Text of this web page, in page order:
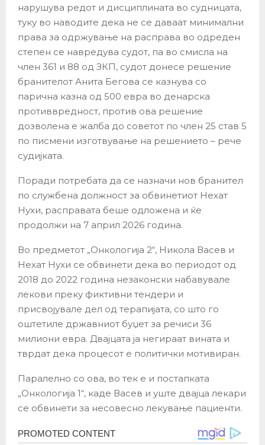
нарушува редот и дисциплината во судницата,
туку во наводите дека не се даваат минимални
права за одржување на расправа во одреден
степен се навредува судот, па во смисла на
член 361 и 88 од ЗКП, судот донесе решение
бранителот Анита Бегова се казнува со
парична казна од 500 евра во денарска
противвредност, против ова решение
дозволена е жалба до советот по член 25 став 5
по писмени изготвување на решението – рече
судијката.
Поради потребата да се назначи нов бранител
по службена должност за обвинетиот Нехат
Нухи, расправата беше одложена и ќе
продолжи на 7 април 2026 година.
Во предметот „Онкологија 2“, Никола Васев и
Нехат Нухи се обвинети дека во периодот од
2018 до 2022 година незаконски набавувале
лекови преку фиктивни тендери и
присвојувале дел од терапијата, со што го
оштетиле државниот буџет за речиси 36
милиони евра. Двајцата ја негираат вината и
тврдат дека процесот е политички мотивиран.
Паралелно со ова, во тек е и постапката
„Онкологија 1“, каде Васев и уште двајца лекари
се обвинети за несовесно лекување пациенти.